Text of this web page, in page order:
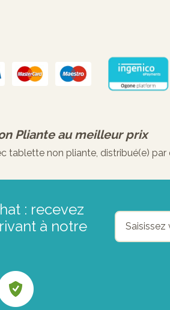
Plianteau meilleur prix
non pliante, distribué(e)
: recevez
à notre